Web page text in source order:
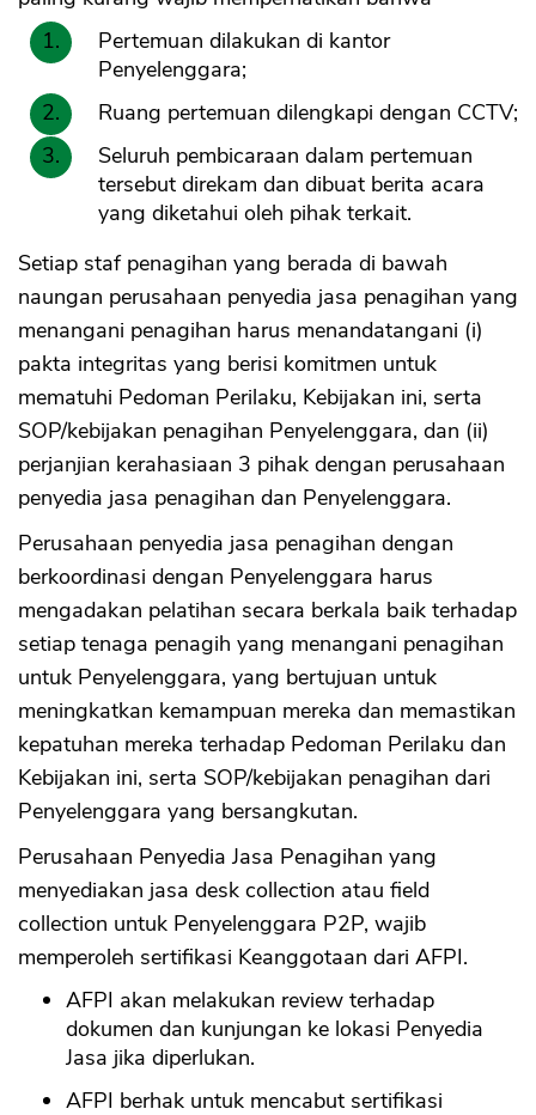
Pertemuan dilakukan di kantor
Penyelenggara;
Ruang pertemuan dilengkapi dengan CCTV;
Seluruh pembicaraan dalam pertemuan
tersebut direkam dan dibuat berita acara
yang diketahui oleh pihak terkait.
Setiap staf penagihan yang berada di bawah
naungan perusahaan penyedia jasa penagihan yang
menangani penagihan harus menandatangani (i)
pakta integritas yang berisi komitmen untuk
mematuhi Pedoman Perilaku, Kebijakan ini, serta
SOP/kebijakan penagihan Penyelenggara, dan (ii)
perjanjian kerahasiaan 3 pihak dengan perusahaan
penyedia jasa penagihan dan Penyelenggara.
Perusahaan penyedia jasa penagihan dengan
berkoordinasi dengan Penyelenggara harus
mengadakan pelatihan secara berkala baik terhadap
setiap tenaga penagih yang menangani penagihan
untuk Penyelenggara, yang bertujuan untuk
meningkatkan kemampuan mereka dan memastikan
kepatuhan mereka terhadap Pedoman Perilaku dan
Kebijakan ini, serta SOP/kebijakan penagihan dari
Penyelenggara yang bersangkutan.
Perusahaan Penyedia Jasa Penagihan yang
menyediakan jasa desk collection atau field
collection untuk Penyelenggara P2P, wajib
memperoleh sertifikasi Keanggotaan dari AFPI.
AFPI akan melakukan review terhadap
dokumen dan kunjungan ke lokasi Penyedia
Jasa jika diperlukan.
AFPI berhak untuk mencabut sertifikasi